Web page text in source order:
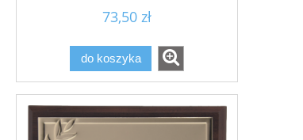
73,50 zł
do koszyka